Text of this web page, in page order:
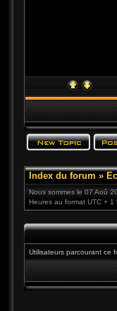
Index du forum »
Nous sommes le 07 Aoû
Heures au format UTC + 1
Utilisateurs parcourant ce